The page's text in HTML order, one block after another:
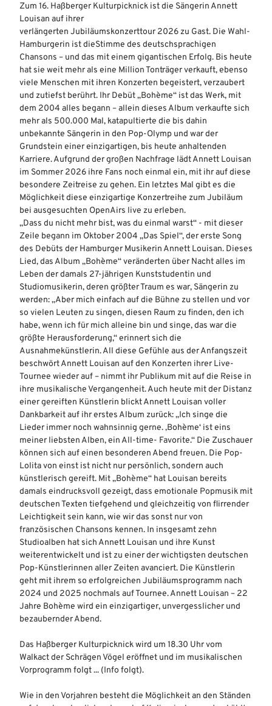
B
o
h
è
m
e
_
F
o
t
o
_
M
a
t
h
i
a
s
B
o
t
h
o
r
.
j
p
g
Zum 16. Haßberger Kulturpicknick ist die Sängerin Annett
Louisan auf ihrer
verlängerten Jubiläumskonzerttour 2026 zu Gast. Die Wahl-
Hamburgerin ist dieStimme des deutschsprachigen
Chansons – und das mit einem gigantischen Erfolg. Bis heute
hat sie weit mehr als eine Million Tonträger verkauft, ebenso
viele Menschen mit ihren Konzerten begeistert, verzaubert
und zutiefst berührt. Ihr Debüt „Bohème“ ist das Werk, mit
dem 2004 alles begann – allein dieses Album verkaufte sich
mehr als 500.000 Mal, katapultierte die bis dahin
unbekannte Sängerin in den Pop-Olymp und war der
Grundstein einer einzigartigen, bis heute anhaltenden
Karriere. Aufgrund der großen Nachfrage lädt Annett Louisan
im Sommer 2026 ihre Fans noch einmal ein, mit ihr auf diese
besondere Zeitreise zu gehen. Ein letztes Mal gibt es die
Möglichkeit diese einzigartige Konzertreihe zum Jubiläum
bei ausgesuchten OpenAirs live zu erleben.
„Dass du nicht mehr bist, was du einmal warst“ - mit dieser
Zeile begann im Oktober 2004 „Das Spiel“, der erste Song
des Debüts der Hamburger Musikerin Annett Louisan. Dieses
Lied, das Album „Bohème“ veränderten über Nacht alles im
Leben der damals 27-jährigen Kunststudentin und
Studiomusikerin, deren größter Traum es war, Sängerin zu
werden: „Aber mich einfach auf die Bühne zu stellen und vor
so vielen Leuten zu singen, diesen Raum zu finden, den ich
habe, wenn ich für mich alleine bin und singe, das war die
größte Herausforderung,“ erinnert sich die
Ausnahmekünstlerin. All diese Gefühle aus der Anfangszeit
beschwört Annett Louisan auf den Konzerten ihrer Live-
Tournee wieder auf – nimmt ihr Publikum mit auf die Reise in
ihre musikalische Vergangenheit. Auch heute mit der Distanz
einer gereiften Künstlerin blickt Annett Louisan voller
Dankbarkeit auf ihr erstes Album zurück: „Ich singe die
Lieder immer noch wahnsinnig gerne. ‚Bohème‘ ist eins
meiner liebsten Alben, ein All-time- Favorite.“ Die Zuschauer
können sich auf einen besonderen Abend freuen. Die Pop-
Lolita von einst ist nicht nur persönlich, sondern auch
künstlerisch gereift. Mit „Bohème“ hat Louisan bereits
damals eindrucksvoll gezeigt, dass emotionale Popmusik mit
deutschen Texten tiefgehend und gleichzeitig von flirrender
Leichtigkeit sein kann, wie wir das sonst nur von
französischen Chansons kennen. In insgesamt zehn
Studioalben hat sich Annett Louisan und ihre Kunst
weiterentwickelt und ist zu einer der wichtigsten deutschen
Pop-Künstlerinnen aller Zeiten avanciert. Die Künstlerin
geht mit ihrem so erfolgreichen Jubiläumsprogramm nach
2024 und 2025 nochmals auf Tournee. Annett Louisan – 22
Jahre Bohème wird ein einzigartiger, unvergesslicher und
bezaubernder Abend.
Das Haßberger Kulturpicknick wird um 18.30 Uhr vom
Walkact der Schrägen Vögel eröffnet und im musikalischen
Vorprogramm folgt ... (Info folgt).
Wie in den Vorjahren besteht die Möglichkeit an den Ständen